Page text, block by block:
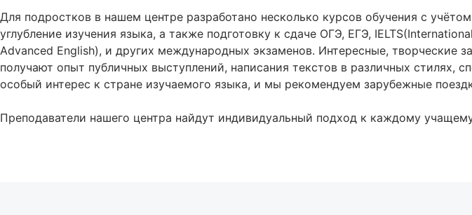
Для подростков в нашем центре разработано несколько курсов обучения с
углубление изучения языка, а также подготовку к сдаче ОГЭ, ЕГЭ,
Advanced English), и других международных экзаменов. Интересные, творческие
получают опыт публичных выступлений, написания текстов в различных стилях,
особый интерес к стране изучаемого языка, и мы рекомендуем зарубежные
Преподаватели нашего центра найдут индивидуальный подход к каждому